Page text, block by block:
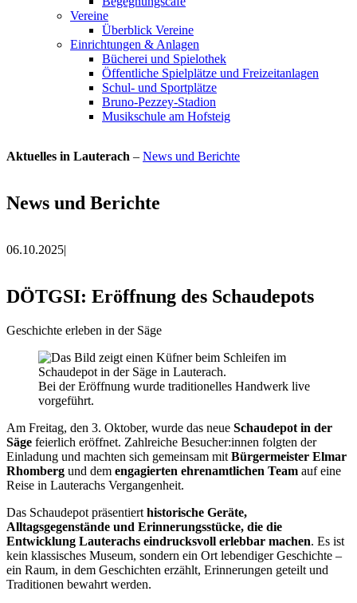
Vereine
Überblick Vereine
Einrichtungen & Anlagen
Bücherei und Spielothek
Öffentliche Spielplätze und Freizeitanlagen
Schul- und Sportplätze
Bruno-Pezzey-Stadion
Musikschule am Hofsteig
Aktuelles in Lauterach – News und Berichte
News und Berichte
06.10.2025|
DÖTGSI: Eröffnung des Schaudepots
Geschichte erleben in der Säge
Bei der Eröffnung wurde traditionelles Handwerk live
vorgeführt.
Am Freitag, den 3. Oktober, wurde das neue Schaudepot in der
Säge feierlich eröffnet. Zahlreiche Besucher:innen folgten der
Einladung und machten sich gemeinsam mit Bürgermeister Elmar
Rhomberg und dem engagierten ehrenamtlichen Team auf eine
Reise in Lauterachs Vergangenheit.
Das Schaudepot präsentiert historische Geräte,
Alltagsgegenstände und Erinnerungsstücke, die die
Entwicklung Lauterachs eindrucksvoll erlebbar machen. Es ist
kein klassisches Museum, sondern ein Ort lebendiger Geschichte –
ein Raum, in dem Geschichten erzählt, Erinnerungen geteilt und
Traditionen bewahrt werden.